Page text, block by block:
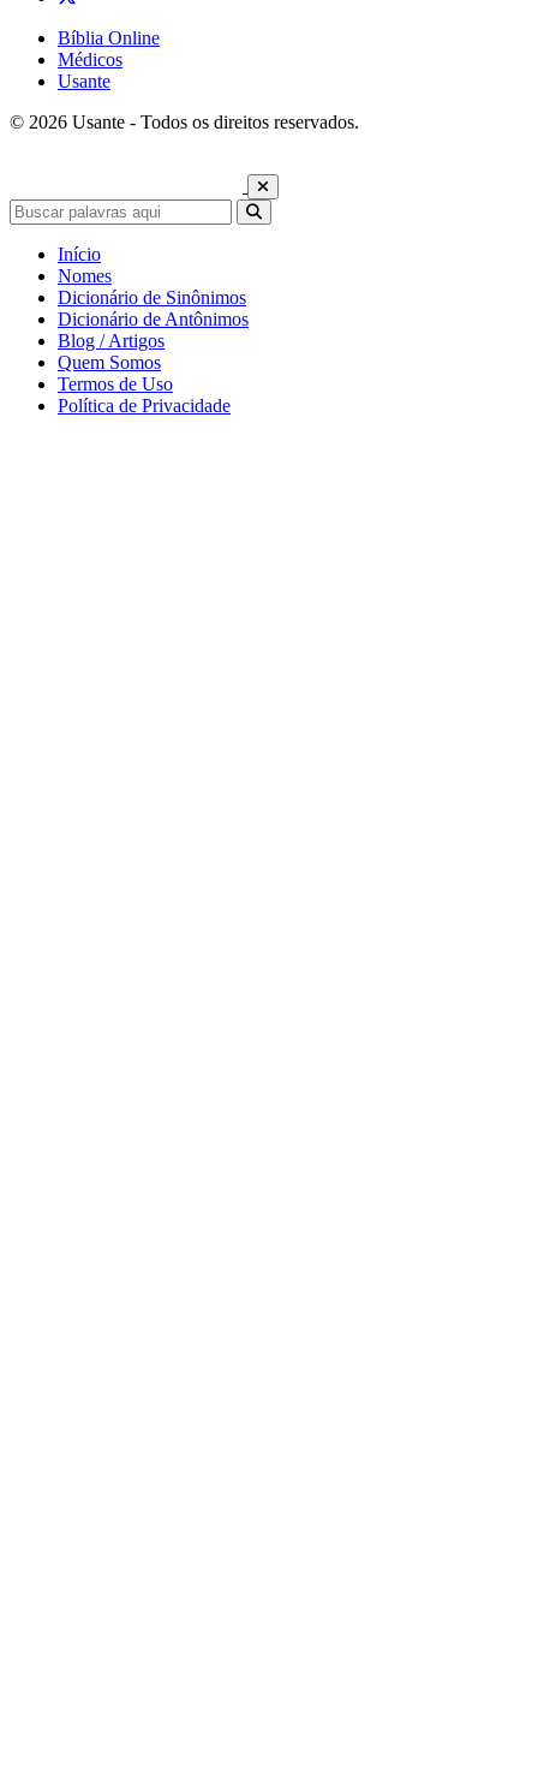
Bíblia Online
Médicos
Usante
© 2026 Usante - Todos os direitos reservados.
Início
Nomes
Dicionário de Sinônimos
Dicionário de Antônimos
Blog / Artigos
Quem Somos
Termos de Uso
Política de Privacidade